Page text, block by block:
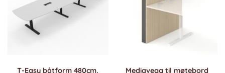
T-Easy båtform 480cm.
Mediavegg til møtebord